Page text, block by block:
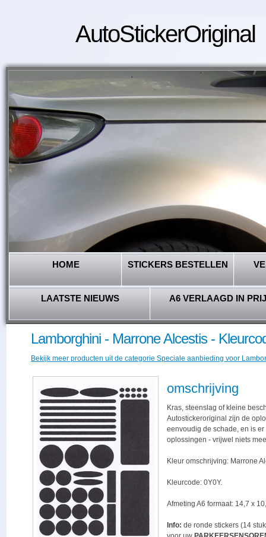
AutoStickerOriginal
HOME STICKERS BESTELLEN
LAATSTE NIEUWS A6 VERLAAGD IN
Lamborghini - Marrone Alcestis -
Bekijk meer producten uit de categorie Speciale aanbieding voor
omschrijving
Kras, steenslag of kleine
Autostickeroriginal zijn de
eenvoudig de schade, en is
oplossingen - vrijwel niets
Kleur omschrijving: Marrone
Kleurcode: 0Y0Y.
Afmeting A6 formaat: 14,7 x
Info: de ronde stickers (14